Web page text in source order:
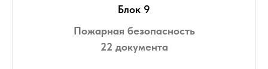
Блок 9
Пожарная безопасность
22 документа